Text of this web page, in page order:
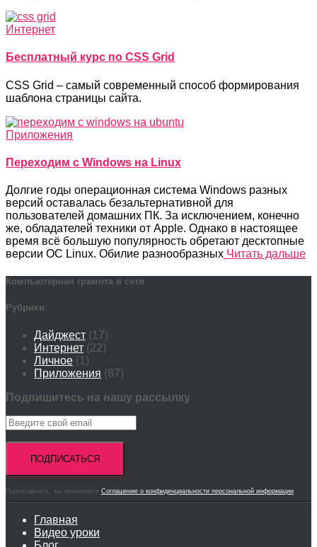
Интернет
Бесплатный курс по CSS Grid
CSS Grid – самый современный способ формирования
шаблона страницы сайта.
Приложения
Переходим с Windows на Linux
Долгие годы операционная система Windows разных
версий оставалась безальтернативной для
пользователей домашних ПК. За исключением, конечно
же, обладателей техники от Apple. Однако в настоящее
время всё большую популярность обретают десктопные
версии ОС Linux. Обилие разнообразных Читать дальше
Компьютерная грамота в сети
Рубрики
Дайджест (17)
Интернет (22)
Личное (1)
Приложения (87)
Подпишитесь на нашу рассылку
Подписываясь, вы принимаете Соглашение о конфиденциальности персональной информации
Главная
Видео уроки